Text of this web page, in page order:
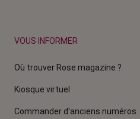
VOUS INFORMER
Où trouver Rose magazine ?
Kiosque virtuel
Commander d'anciens numéros